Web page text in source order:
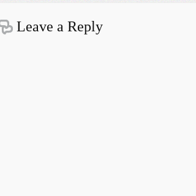
Leave a Reply